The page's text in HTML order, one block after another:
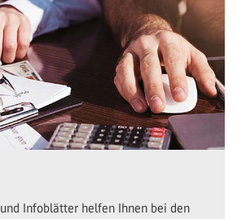
Infoblätter helfen Ihnen bei den